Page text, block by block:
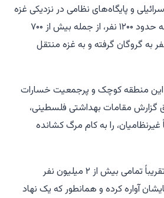
جوامع اسرائیلی و پایگاه‌های نظامی در نزدیکی غزه
حمله کردند. در این حمله حدود ۱۲۰۰ نفر، از جمله بیش از ۷۰۰
کشته و ۲۵۱ نفر به گروگان گرفته و به غزه منتقل
این منطقه کوچک و پرجمعیت خسارات
گزارش مقامات بهداشتی فلسطینی،
عمدتاً غیرنظامیان، را به کام مرگ کشانده
عملیات نظامی اسرائیل تقریباً تمامی بیش از ۲ میلیون نفر
آواره کرده و همانطور که یک نهاد